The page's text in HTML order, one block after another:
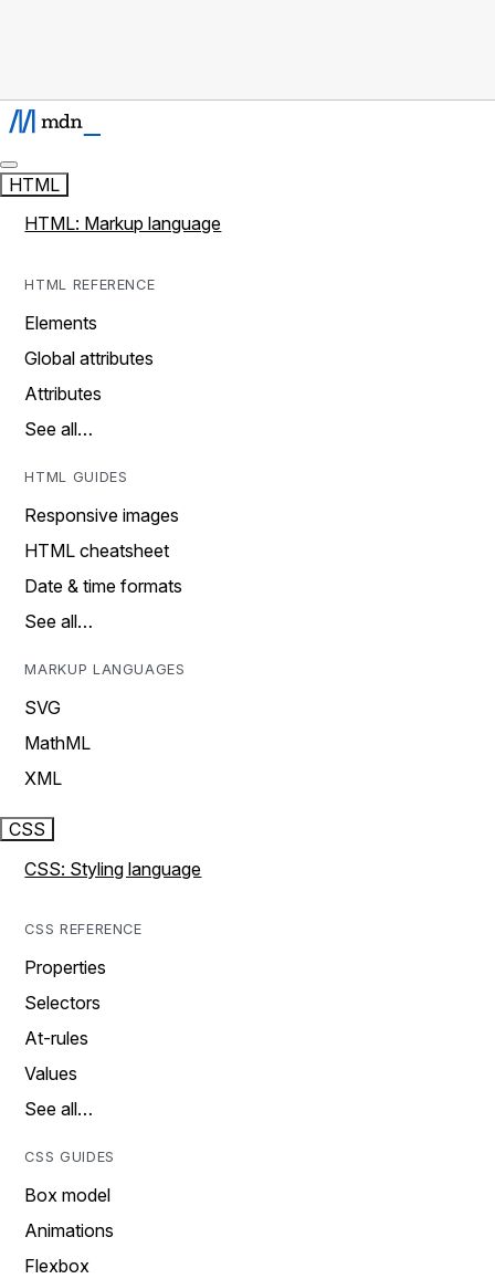
HTML
HTML: Markup language
HTML REFERENCE
Elements
Global attributes
Attributes
See all…
HTML GUIDES
Responsive images
HTML cheatsheet
Date & time formats
See all…
MARKUP LANGUAGES
SVG
MathML
XML
CSS
CSS: Styling language
CSS REFERENCE
Properties
Selectors
At-rules
Values
See all…
CSS GUIDES
Box model
Animations
Flexbox